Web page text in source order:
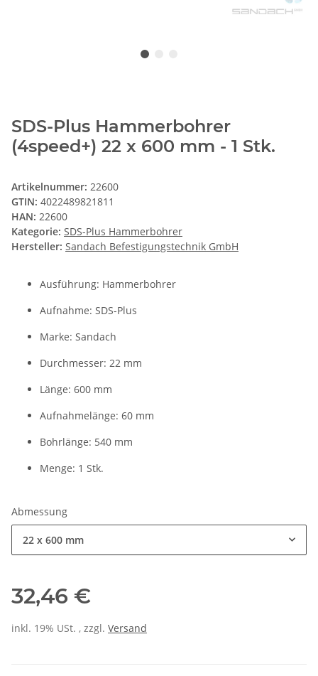
SDS-Plus Hammerbohrer
(4speed+) 22 x 600 mm - 1 Stk.
Artikelnummer: 22600
GTIN: 4022489821811
HAN: 22600
Kategorie: SDS-Plus Hammerbohrer
Hersteller: Sandach Befestigungstechnik GmbH
Ausführung: Hammerbohrer
Aufnahme: SDS-Plus
Marke: Sandach
Durchmesser: 22 mm
Länge: 600 mm
Aufnahmelänge: 60 mm
Bohrlänge: 540 mm
Menge: 1 Stk.
Abmessung
22 x 600 mm
32,46 €
inkl. 19% USt. , zzgl. Versand